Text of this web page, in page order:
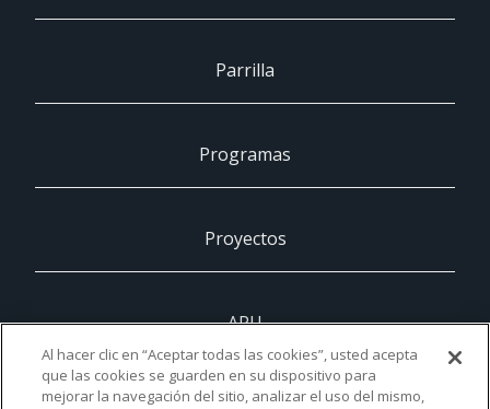
Parrilla
Programas
Proyectos
ARU
Al hacer clic en “Aceptar todas las cookies”, usted acepta
que las cookies se guarden en su dispositivo para
mejorar la navegación del sitio, analizar el uso del mismo,